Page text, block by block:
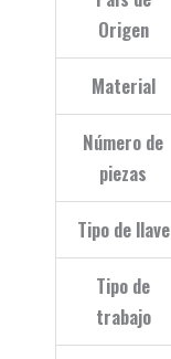
Origen
Material
Número de
piezas
Tipo de llave
Tipo de
trabajo